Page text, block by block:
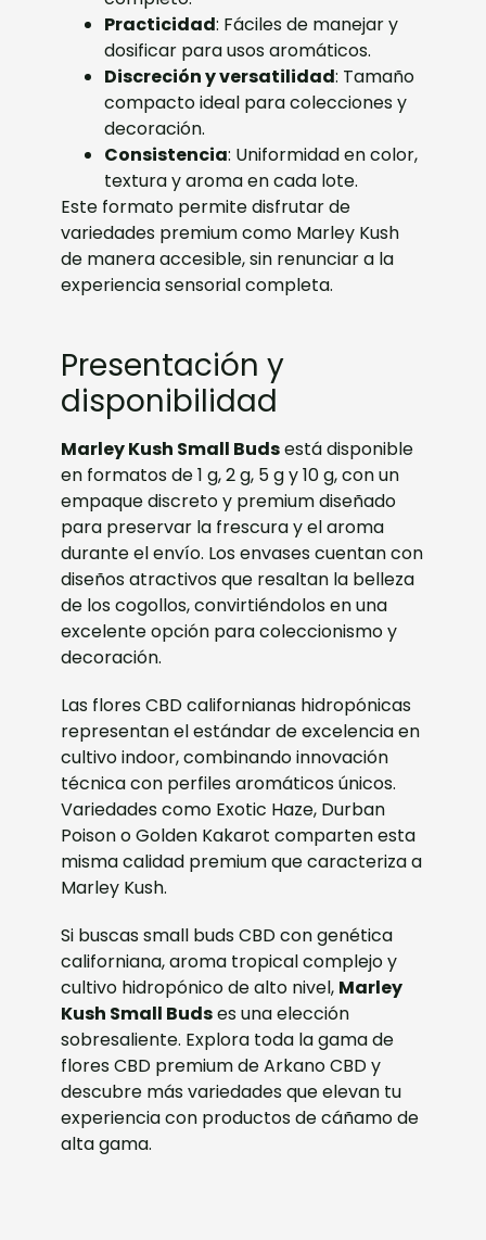
Practicidad: Fáciles de manejar y
dosificar para usos aromáticos.
Discreción y versatilidad: Tamaño
compacto ideal para colecciones y
decoración.
Consistencia: Uniformidad en color,
textura y aroma en cada lote.
Este formato permite disfrutar de
variedades premium como Marley Kush
de manera accesible, sin renunciar a la
experiencia sensorial completa.
Presentación y
disponibilidad
Marley Kush Small Budsestá disponible
en formatos de 1 g, 2 g, 5 g y 10 g, con un
empaque discreto y premium diseñado
para preservar la frescura y el aroma
durante el envío. Los envases cuentan con
diseños atractivos que resaltan la belleza
de los cogollos, convirtiéndolos en una
excelente opción para coleccionismo y
decoración.
Las flores CBD californianas hidropónicas
representan el estándar de excelencia en
cultivo indoor, combinando innovación
técnica con perfiles aromáticos únicos.
Variedades como Exotic Haze, Durban
Poison o Golden Kakarot comparten esta
misma calidad premium que caracteriza a
Marley Kush.
Si buscas small buds CBD con genética
californiana, aroma tropical complejo y
cultivo hidropónico de alto nivel, Marley
Kush Small Budses una elección
sobresaliente. Explora toda la gama de
flores CBD premium de Arkano CBD y
descubre más variedades que elevan tu
experiencia con productos de cáñamo de
alta gama.